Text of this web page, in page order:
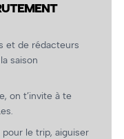
et de rédacteurs
saison
on t’invite à te
pour le trip, aiguiser